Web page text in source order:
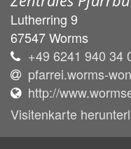
Lutherring 9
67547Worms
+49 6241 940 34
pfarrei.worms-
http://
Visitenkarte